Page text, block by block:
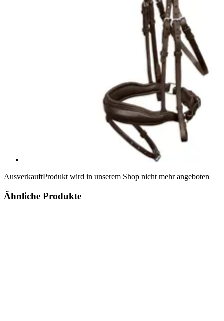
AusverkauftProdukt wird in unserem Shop nicht mehr angeboten
Ähnliche Produkte